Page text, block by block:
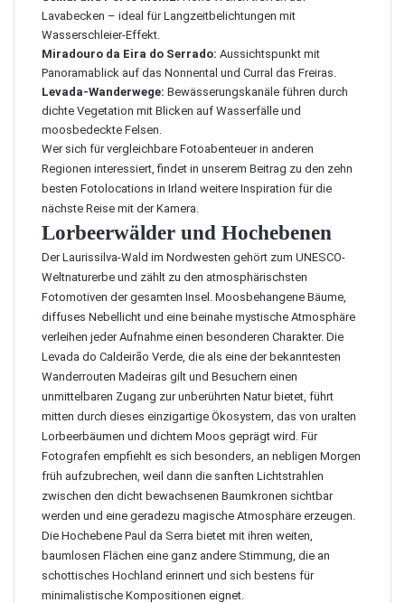
Lavabecken – ideal für Langzeitbelichtungen mit
Wasserschleier-Effekt.
Miradouro da Eira do Serrado: Aussichtspunkt mit
Panoramablick auf das Nonnental und Curral das Freiras.
Levada-Wanderwege: Bewässerungskanäle führen durch
dichte Vegetation mit Blicken auf Wasserfälle und
moosbedeckte Felsen.
Wer sich für vergleichbare Fotoabenteuer in anderen
Regionen interessiert, findet in unserem Beitrag zu den zehn
besten Fotolocations in Irland weitere Inspiration für die
nächste Reise mit der Kamera.
Lorbeerwälder und Hochebenen
Der Laurissilva-Wald im Nordwesten gehört zum UNESCO-
Weltnaturerbe und zählt zu den atmosphärischsten
Fotomotiven der gesamten Insel. Moosbehangene Bäume,
diffuses Nebellicht und eine beinahe mystische Atmosphäre
verleihen jeder Aufnahme einen besonderen Charakter. Die
Levada do Caldeirão Verde, die als eine der bekanntesten
Wanderrouten Madeiras gilt und Besuchern einen
unmittelbaren Zugang zur unberührten Natur bietet, führt
mitten durch dieses einzigartige Ökosystem, das von uralten
Lorbeerbäumen und dichtem Moos geprägt wird. Für
Fotografen empfiehlt es sich besonders, an nebligen Morgen
früh aufzubrechen, weil dann die sanften Lichtstrahlen
zwischen den dicht bewachsenen Baumkronen sichtbar
werden und eine geradezu magische Atmosphäre erzeugen.
Die Hochebene Paul da Serra bietet mit ihren weiten,
baumlosen Flächen eine ganz andere Stimmung, die an
schottisches Hochland erinnert und sich bestens für
minimalistische Kompositionen eignet.